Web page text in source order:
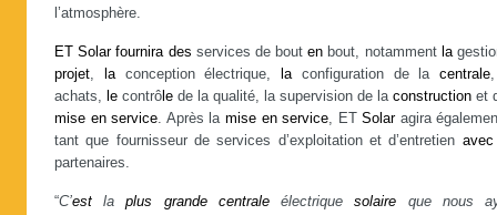
l’atmosphère.
ET Solar fournira des services de bouten bout, notamment la
projet, laconception électrique, laconfiguration de lacentrale
achats, le contrô le de la qualité, la supervision de la construction et
mise en service. Après la mise en service, ETSolaragira
tant que fournisseur de services d’exploitation et d’entretien avec
partenaires.
“C’est laplus grande centraleélectriquesolaire que nous